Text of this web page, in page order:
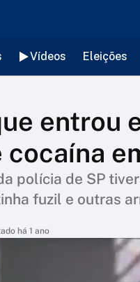
Vídeos Eleições
entrou
cocaína
polícia de SP
fuzil e outras
há 1 ano